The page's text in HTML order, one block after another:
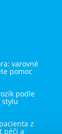
varovné
pomoc
podle
stylu
z
péči a